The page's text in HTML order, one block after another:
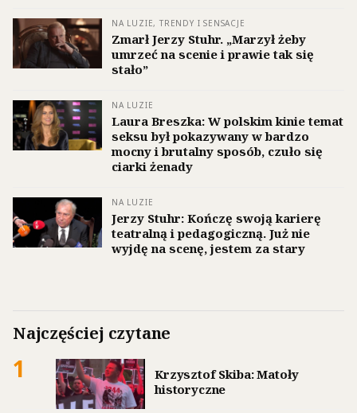
NA LUZIE, TRENDY I SENSACJE
Zmarł Jerzy Stuhr. „Marzył żeby
umrzeć na scenie i prawie tak się
stało”
NA LUZIE
Laura Breszka: W polskim kinie temat
seksu był pokazywany w bardzo
mocny i brutalny sposób, czuło się
ciarki żenady
NA LUZIE
Jerzy Stuhr: Kończę swoją karierę
teatralną i pedagogiczną. Już nie
wyjdę na scenę, jestem za stary
Najczęściej czytane
1
Krzysztof Skiba: Matoły
historyczne